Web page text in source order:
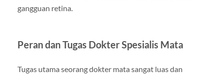
gangguan retina.
Peran dan Tugas Dokter Spesialis Mata
Tugas utama seorang dokter mata sangat luas dan